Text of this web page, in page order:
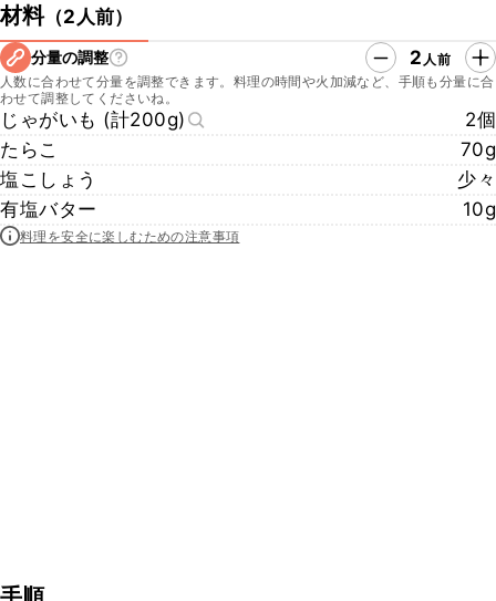
材料（2人前）
分量の調整 2 人前
人数に合わせて分量を調整できます。料理の時間や火加減など、手順も分量に合
わせて調整してくださいね。
じゃがいも (計200g)
2個
たらこ
70g
塩こしょう
少々
有塩バター
10g
料理を安全に楽しむための注意事項